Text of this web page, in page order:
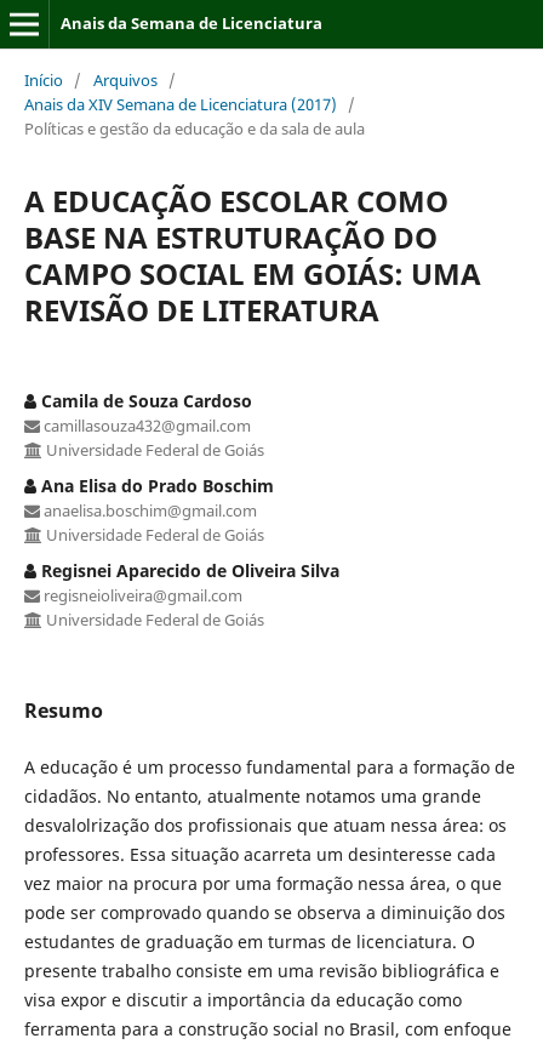
Anais da Semana de Licenciatura
Início / Arquivos /
Anais da XIV Semana de Licenciatura (2017)
/
Políticas e gestão da educação e da sala de aula
A EDUCAÇÃO ESCOLAR COMO
BASE NA ESTRUTURAÇÃO DO
CAMPO SOCIAL EM GOIÁS: UMA
REVISÃO DE LITERATURA
Camila de Souza Cardoso
camillasouza432@gmail.com
Universidade Federal de Goiás
Ana Elisa do Prado Boschim
anaelisa.boschim@gmail.com
Universidade Federal de Goiás
Regisnei Aparecido de Oliveira Silva
regisneioliveira@gmail.com
Universidade Federal de Goiás
Resumo
A educação é um processo fundamental para a formação de
cidadãos. No entanto, atualmente notamos uma grande
desvalolrização dos profissionais que atuam nessa área: os
professores. Essa situação acarreta um desinteresse cada
vez maior na procura por uma formação nessa área, o que
pode ser comprovado quando se observa a diminuição dos
estudantes de graduação em turmas de licenciatura. O
presente trabalho consiste em uma revisão bibliográfica e
visa expor e discutir a importância da educação como
ferramenta para a construção social no Brasil, com enfoque